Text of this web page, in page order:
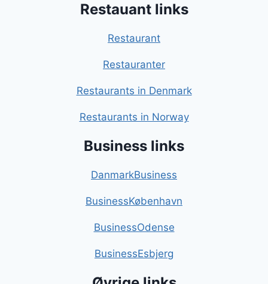
Restauant links
Restaurant
Restauranter
Restaurants in Denmark
Restaurants in Norway
Business links
DanmarkBusiness
BusinessKøbenhavn
BusinessOdense
BusinessEsbjerg